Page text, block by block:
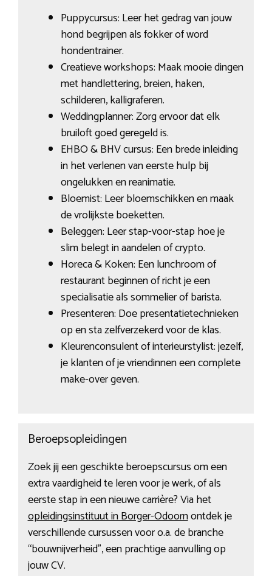
Puppycursus: Leer het gedrag van jouw
hond begrijpen als fokker of word
hondentrainer.
Creatieve workshops: Maak mooie dingen
met handlettering, breien, haken,
schilderen, kalligraferen.
Weddingplanner: Zorg ervoor dat elk
bruiloft goed geregeld is.
EHBO & BHV cursus: Een brede inleiding
in het verlenen van eerste hulp bij
ongelukken en reanimatie.
Bloemist: Leer bloemschikken en maak
de vrolijkste boeketten.
Beleggen: Leer stap-voor-stap hoe je
slim belegt in aandelen of crypto.
Horeca & Koken: Een lunchroom of
restaurant beginnen of richt je een
specialisatie als sommelier of barista.
Presenteren: Doe presentatietechnieken
op en sta zelfverzekerd voor de klas.
Kleurenconsulent of interieurstylist: jezelf,
je klanten of je vriendinnen een complete
make-over geven.
Beroepsopleidingen
Zoek jij een geschikte beroepscursus om een
extra vaardigheid te leren voor je werk, of als
eerste stap in een nieuwe carrière? Via het
opleidingsinstituut in Borger-Odoornontdek je
verschillende cursussen voor o.a. de branche
“bouwnijverheid”, een prachtige aanvulling op
jouw CV.